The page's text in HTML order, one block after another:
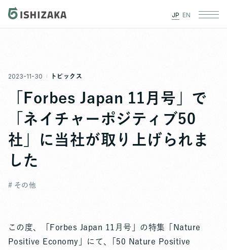
JP EN
2023-11-30 トピックス
「Forbes Japan 11月号」で
「ネイチャーポジティブ50
社」に当社が取り上げられま
した
# その他
この度、「Forbes Japan 11月号」の特集「Nature
Positive Economy」にて、｢50 Nature Positive